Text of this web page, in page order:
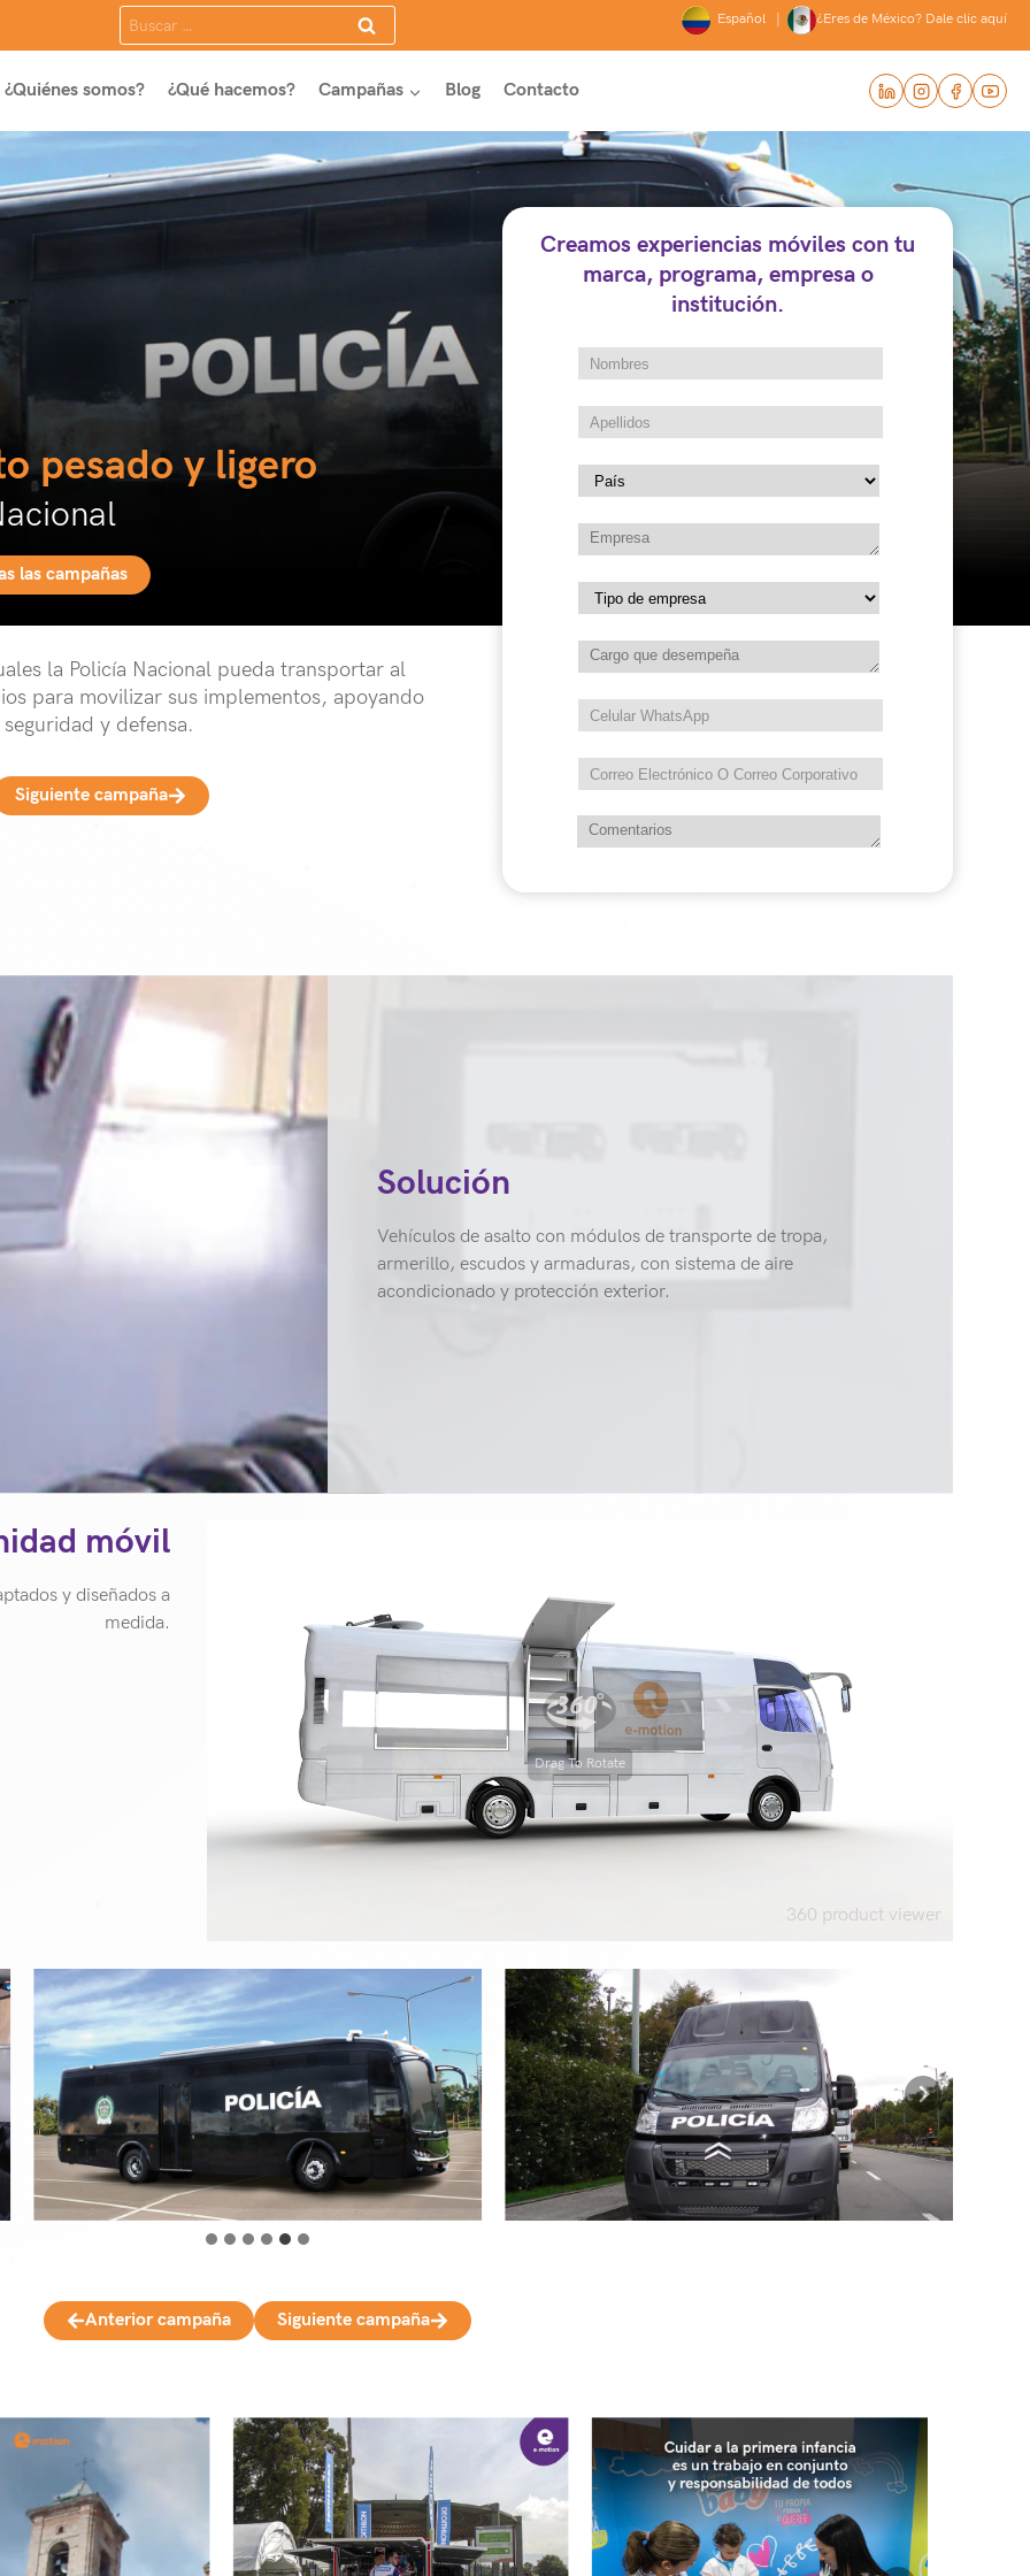
Buscar: Español | ¿Eres de México? Dale clic aquí
¿Quiénes somos? ¿Qué hacemos? Campañas Blog Contacto
pesado y ligero
las campañas
la Policía Nacional pueda transportar al
para movilizar sus implementos, apoyando
y defensa.
Siguiente campaña
Creamos experiencias móviles con tu
marca, programa, empresa o
institución.
Solución
Vehículos de asalto con módulos de transporte de tropa,
armerillo, escudos y armaduras, con sistema de aire
acondicionado y protección exterior.
móvil
y diseñados a
medida.
360 product viewer
Drag To Rotate
Anterior campaña Siguiente campaña